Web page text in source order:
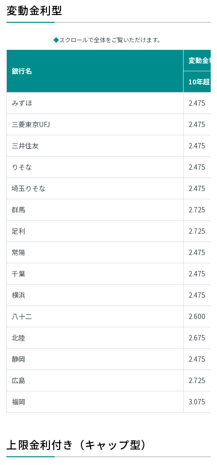
変動金利型
スクロールで全体をご覧いただけます。
銀行名
変動金
10年超
みずほ 2.475
三菱東京UFJ 2.475
三井住友 2.475
りそな 2.475
埼玉りそな 2.475
群馬 2.725
足利 2.725
常陽 2.475
千葉 2.475
横浜 2.475
八十二 2.600
北陸 2.675
静岡 2.475
広島 2.725
福岡 3.075
上限金利付き（キャップ型）